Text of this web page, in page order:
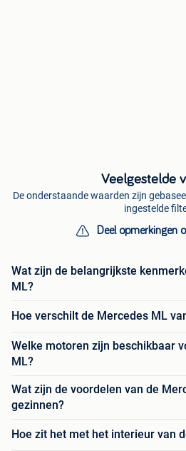
Veelgestelde
De onderstaande waarden zijn
ingestelde
Deel opmerkingen
Wat zijn de belangrijkste
ML?
Hoe verschilt de Mercedes ML
Welke motoren zijn beschikbaar
ML?
Wat zijn de voordelen van de
gezinnen?
Hoe zit het met het interieur van